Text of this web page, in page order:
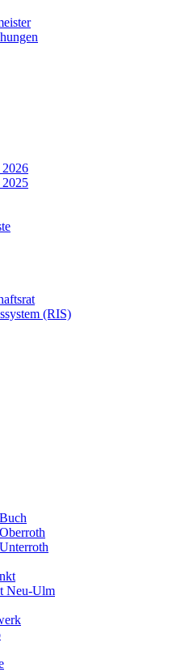
(RIS)
Neu-Ulm